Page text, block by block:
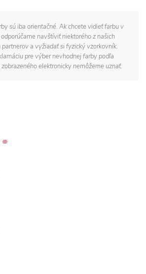
sú iba orientačné. Ak chcete vidieť farbu v
navštíviť niektorého z našich
a vyžiadať si fyzický vzorkovník.
pre výber nevhodnej farby podľa
elektronicky nemôžeme uznať.